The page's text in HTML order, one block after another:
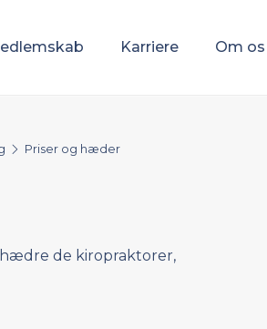
Karriere Om os
Priser og hæder
hædre de kiropraktorer,